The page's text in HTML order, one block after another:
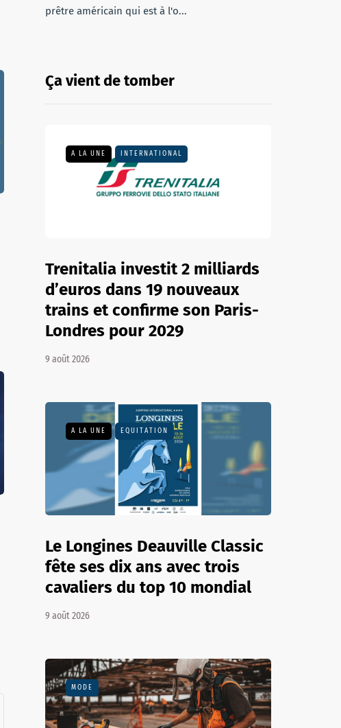
prêtre américain qui est à l'o...
Ça vient de tomber
A LA UNE INTERNATIONAL
Trenitalia investit 2 milliards
d’euros dans 19 nouveaux
trains et confirme son Paris-
Londres pour 2029
9 août 2026
A LA UNE EQUITATION
Le Longines Deauville Classic
fête ses dix ans avec trois
cavaliers du top 10 mondial
9 août 2026
MODE